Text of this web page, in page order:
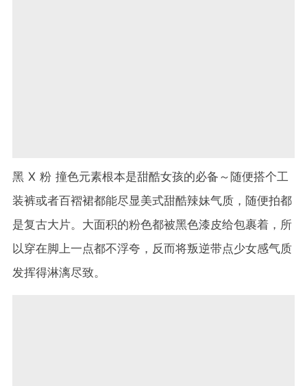
黑 X 粉 撞色元素根本是甜酷女孩的必备～随便搭个工
装裤或者百褶裙都能尽显美式甜酷辣妹气质，随便拍都
是复古大片。大面积的粉色都被黑色漆皮给包裹着，所
以穿在脚上一点都不浮夸，反而将叛逆带点少女感气质
发挥得淋漓尽致。